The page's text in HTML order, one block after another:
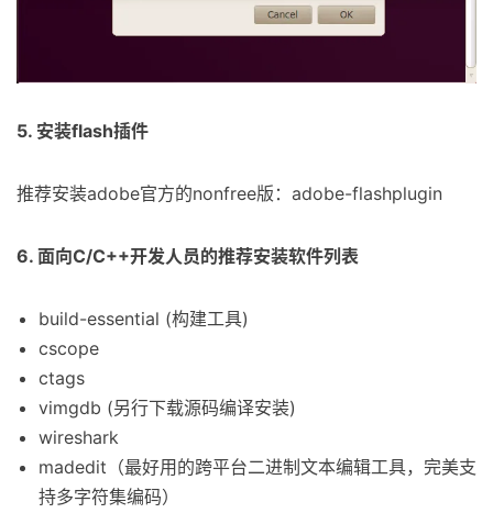
5. 安装flash插件
推荐安装adobe官方的nonfree版：adobe-flashplugin
6. 面向C/C++开发人员的推荐安装软件列表
build-essential (构建工具)
cscope
ctags
vimgdb (另行下载源码编译安装)
wireshark
madedit（最好用的跨平台二进制文本编辑工具，完美支
持多字符集编码）